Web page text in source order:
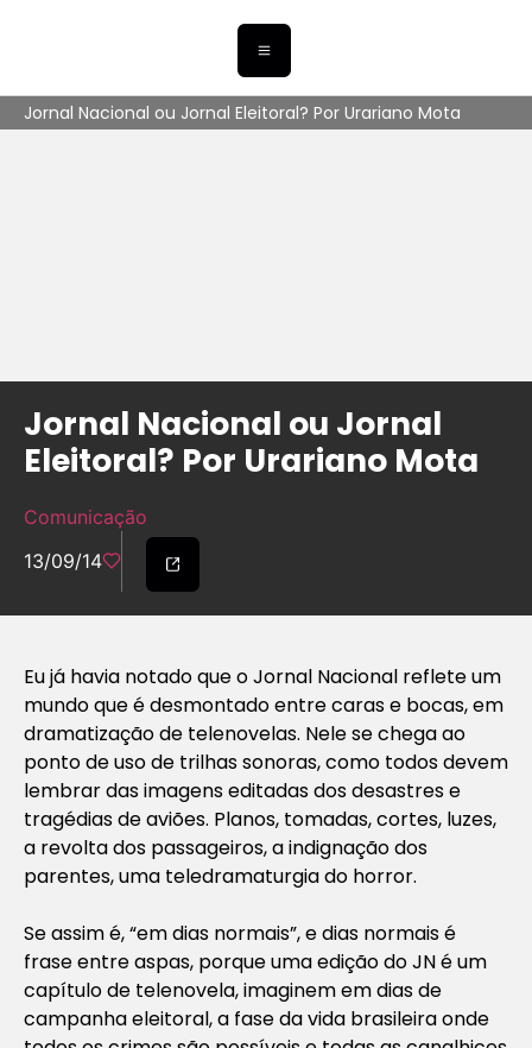
Jornal Nacional ou Jornal Eleitoral? Por Urariano Mota
Jornal Nacional ou Jornal
Eleitoral? Por Urariano Mota
Comunicação
13/09/14
Eu já havia notado que o Jornal Nacional reflete um
mundo que é desmontado entre caras e bocas, em
dramatização de telenovelas. Nele se chega ao
ponto de uso de trilhas sonoras, como todos devem
lembrar das imagens editadas dos desastres e
tragédias de aviões. Planos, tomadas, cortes, luzes,
a revolta dos passageiros, a indignação dos
parentes, uma teledramaturgia do horror.
Se assim é, “em dias normais”, e dias normais é
frase entre aspas, porque uma edição do JN é um
capítulo de telenovela, imaginem em dias de
campanha eleitoral, a fase da vida brasileira onde